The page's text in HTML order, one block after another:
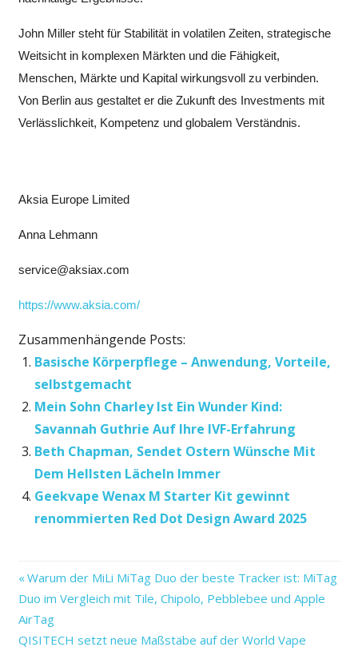
John Miller steht für Stabilität in volatilen Zeiten, strategische
Weitsicht in komplexen Märkten und die Fähigkeit,
Menschen, Märkte und Kapital wirkungsvoll zu verbinden.
Von Berlin aus gestaltet er die Zukunft des Investments mit
Verlässlichkeit, Kompetenz und globalem Verständnis.
Aksia Europe Limited
Anna Lehmann
service@aksiax.com
https://www.aksia.com/
Zusammenhängende Posts:
Basische Körperpflege – Anwendung, Vorteile,
selbstgemacht
Mein Sohn Charley Ist Ein Wunder Kind:
Savannah Guthrie Auf Ihre IVF-Erfahrung
Beth Chapman, Sendet Ostern Wünsche Mit
Dem Hellsten Lächeln Immer
Geekvape Wenax M Starter Kit gewinnt
renommierten Red Dot Design Award 2025
Beitragsnavigation
Vorheriger
Beitrag:
Warum der MiLi MiTag Duo der beste Tracker ist: MiTag
Duo im Vergleich mit Tile, Chipolo, Pebblebee und Apple
AirTag
Nächster
QISITECH setzt neue Maßstäbe auf der World Vape